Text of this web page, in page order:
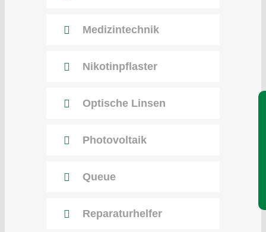
Medizintechnik
Nikotinpflaster
Optische Linsen
Photovoltaik
Queue
Reparatur­helfer